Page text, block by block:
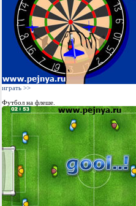
играть >>
Футбол на флеше.